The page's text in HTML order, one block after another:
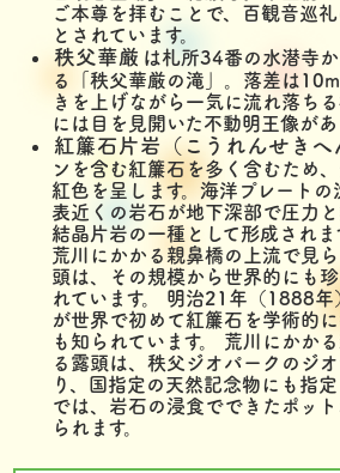
ご本尊を拝むことで、百観音巡
とされています。
秩父華厳 は札所34番の水潜寺
る「秩父華厳の滝」。落差は
きを上げながら一気に流れ落ち
には目を見開いた不動明王像があ
紅簾石片岩（こうれんせきへ
ンを含む紅簾石を多く含むため
紅色を呈します。海洋プレート
表近くの岩石が地下深部で圧力
結晶片岩の一種として形成されま
荒川にかかる親鼻橋の上流で見
頭は、その規模から世界的にも
れています。 明治21年（1888
が世界で初めて紅簾石を学術的
も知られています。 荒川にかか
る露頭は、秩父ジオパークのジ
り、国指定の天然記念物にも指
では、岩石の浸食でできたポッ
られます。